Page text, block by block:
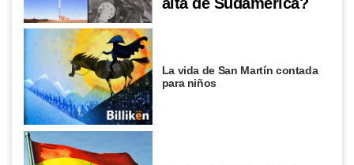
La vida de San Martín contada
para niños